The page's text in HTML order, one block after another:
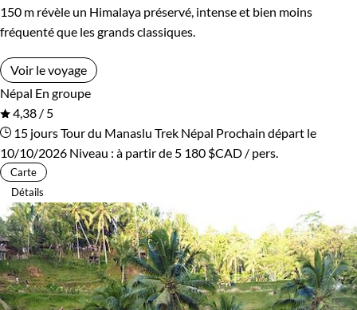
150 m révèle un Himalaya préservé, intense et bien moins
fréquenté que les grands classiques.
Voir le voyage
Népal En groupe
4,38 / 5
15 joursTour du Manaslu Trek Népal Prochain départ le
10/10/2026 Niveau : à partir de 5 180 $CAD / pers.
Carte
Détails